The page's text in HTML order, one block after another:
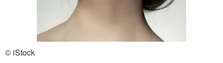
© iStock